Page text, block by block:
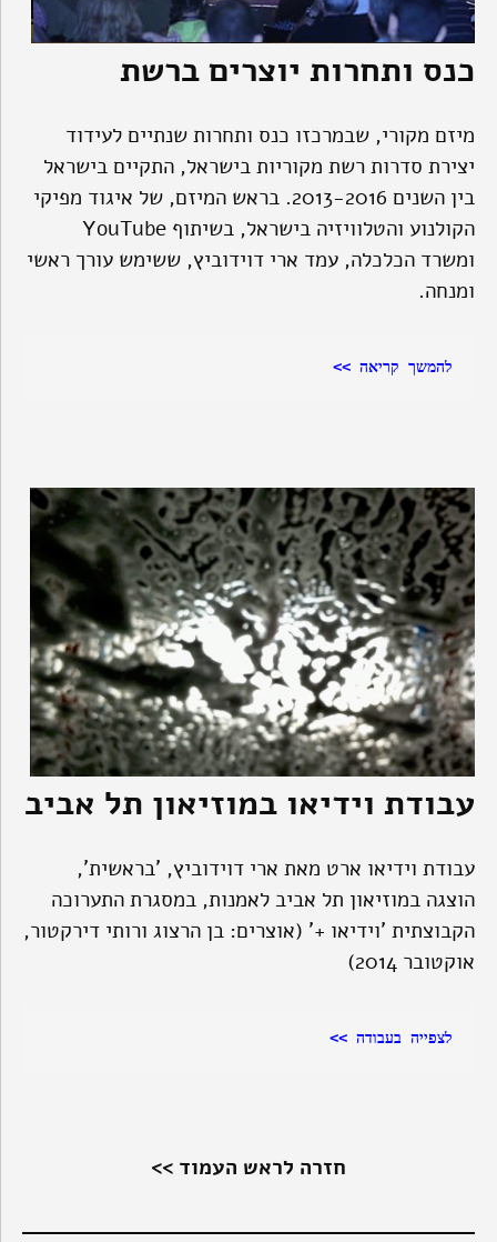
כנס ותחרות יוצרים ברשת
מיזם מקורי, שבמרכזו כנס ותחרות שנתיים לעידוד
יצירת סדרות רשת מקוריות בישראל, התקיים בישראל
בין השנים 2013-2016. בראש המיזם, של איגוד מפיקי
הקולנוע והטלוויזיה בישראל, בשיתוף YouTube
ומשרד הכלכלה, עמד ארי דוידוביץ, ששימש עורך ראשי
ומנחה.
להמשך קריאה >>
עבודת וידיאו במוזיאון תל אביב
עבודת וידיאו ארט מאת ארי דוידוביץ, 'בראשית',
הוצגה במוזיאון תל אביב לאמנות, במסגרת התערוכה
הקבוצתית 'וידיאו +' (אוצרים: בן הרצוג ורותי דירקטור,
אוקטובר 2014)
לצפייה בעבודה >>
חזרה לראש העמוד >>